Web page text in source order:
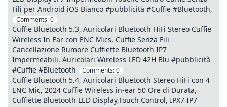
Fili per Android iOS Bianco #pubblicità #Cuffie #Bluetooth,
Comments:0
Cuffie Bluetooth 5.3, Auricolari Bluetooth HiFi Stereo Cuffie
Wireless In Ear con ENC Mics, Cuffie Senza Fili
Cancellazione Rumore Cuffiette Bluetooth IP7
Impermeabili, Auricolari Wireless LED 42H Blu #pubblicità
#Cuffie #Bluetooth
Comments:0
Cuffie Bluetooth 5.4, Auricolari Bluetooth Stereo HiFi con 4
ENC Mic, 2024 Cuffie Wireless in-ear 50 Ore di Durata,
Cuffiette Bluetooth LED Display,Touch Control, IPX7 IP7